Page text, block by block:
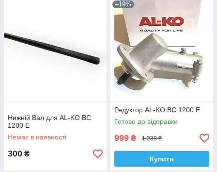
Нижній Вал для AL-KO BC
1200 E
Немає в наявності
300 ₴
–19%
Редуктор AL-KO BC 1200 E
Готово до відправки
999 ₴ 1 239 ₴
Купити